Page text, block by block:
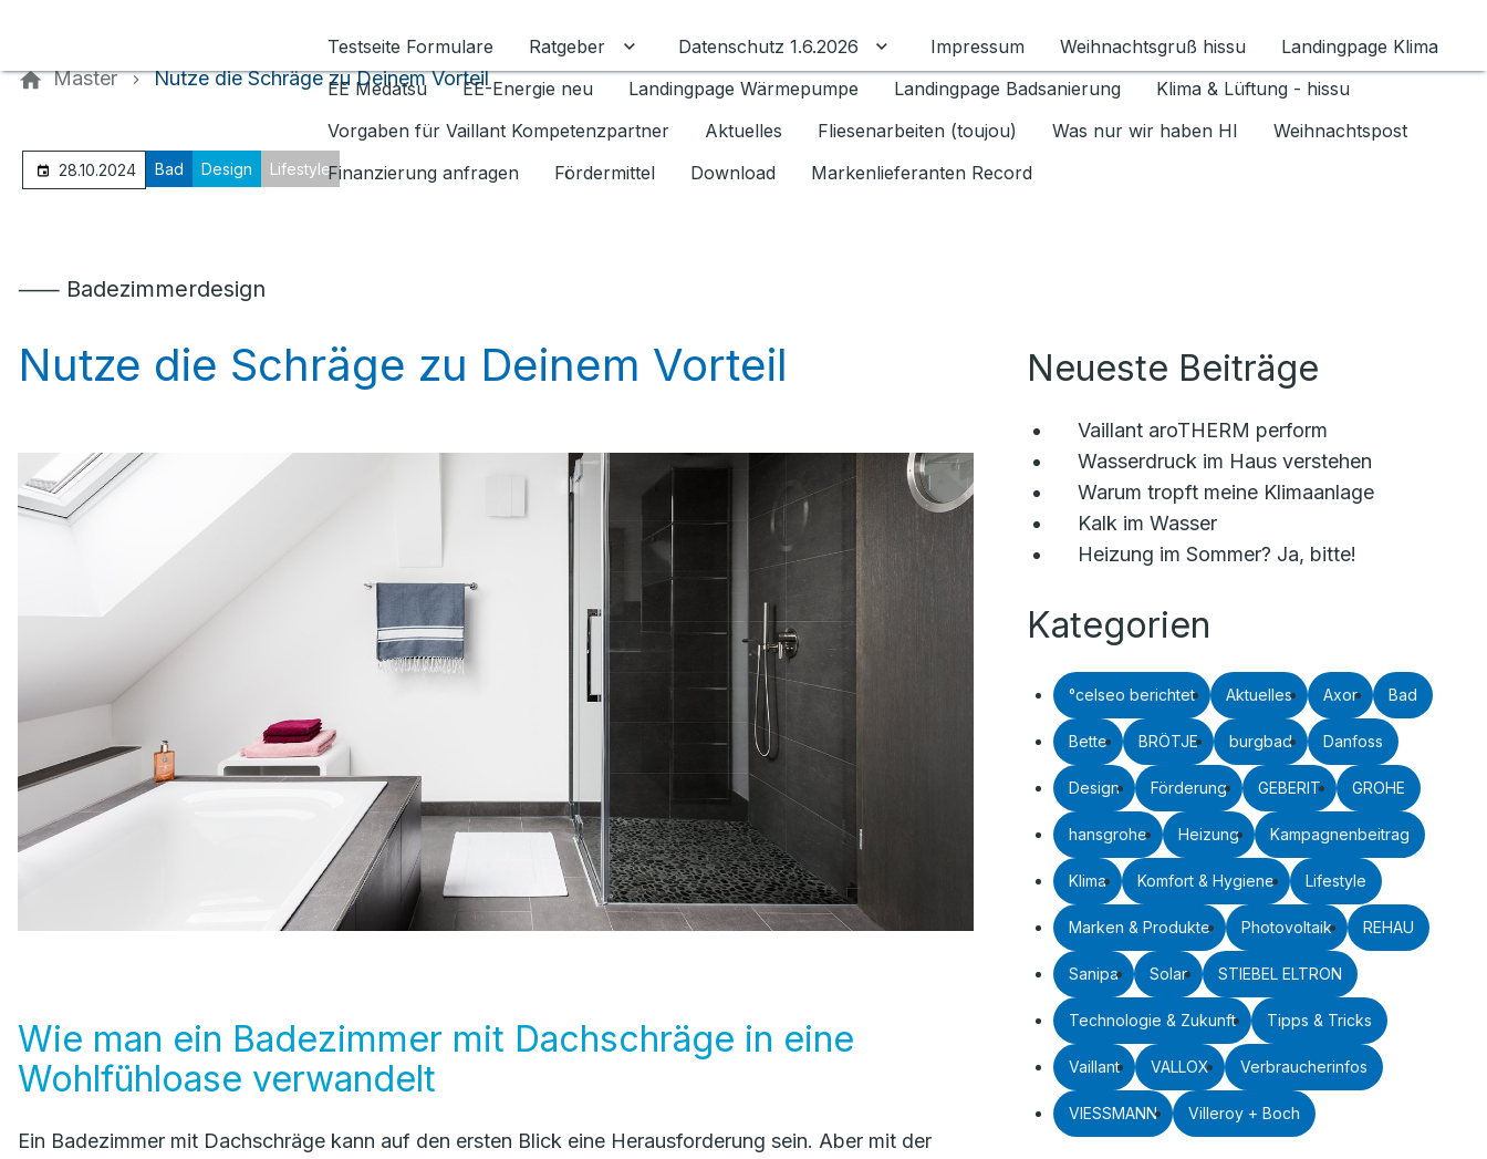
Testseite Formulare
Ratgeber Untermenü für Ratgeber umschalten
Datenschutz 1.6.2026 Untermenü für Datenschutz 1.6.2026 umschalten
Impressum Weihnachtsgruß hissu
Landingpage Klima
EE Medatsu
EE-Energie neu Landingpage Wärmepumpe Landingpage Badsanierung
Klima & Lüftung - hissu
Vorgaben für Vaillant Kompetenzpartner
Aktuelles Fliesenarbeiten (toujou) Was nur wir haben HI
Weihnachtspost
Finanzierung anfragen
Fördermittel Download Markenlieferanten Record
Master Nutze die Schräge zu Deinem Vorteil
28.10.2024 Bad Design Lifestyle
⸺ Badezimmerdesign
Nutze die Schräge zu Deinem Vorteil
Wie man ein Badezimmer mit Dachschräge in eine
Wohlfühloase verwandelt
Ein Badezimmer mit Dachschräge kann auf den ersten Blick eine Herausforderung sein. Aber mit der
Neueste Beiträge
Vaillant aroTHERM perform
Wasserdruck im Haus verstehen
Warum tropft meine Klimaanlage
Kalk im Wasser
Heizung im Sommer? Ja, bitte!
Kategorien
°celseo berichtet Aktuelles Axor Bad
Bette BRÖTJE burgbad Danfoss
Design Förderung GEBERIT GROHE
hansgrohe Heizung Kampagnenbeitrag
Klima Komfort & Hygiene Lifestyle
Marken & Produkte Photovoltaik REHAU
Sanipa Solar STIEBEL ELTRON
Technologie & Zukunft Tipps & Tricks
Vaillant VALLOX Verbraucherinfos
VIESSMANN Villeroy + Boch